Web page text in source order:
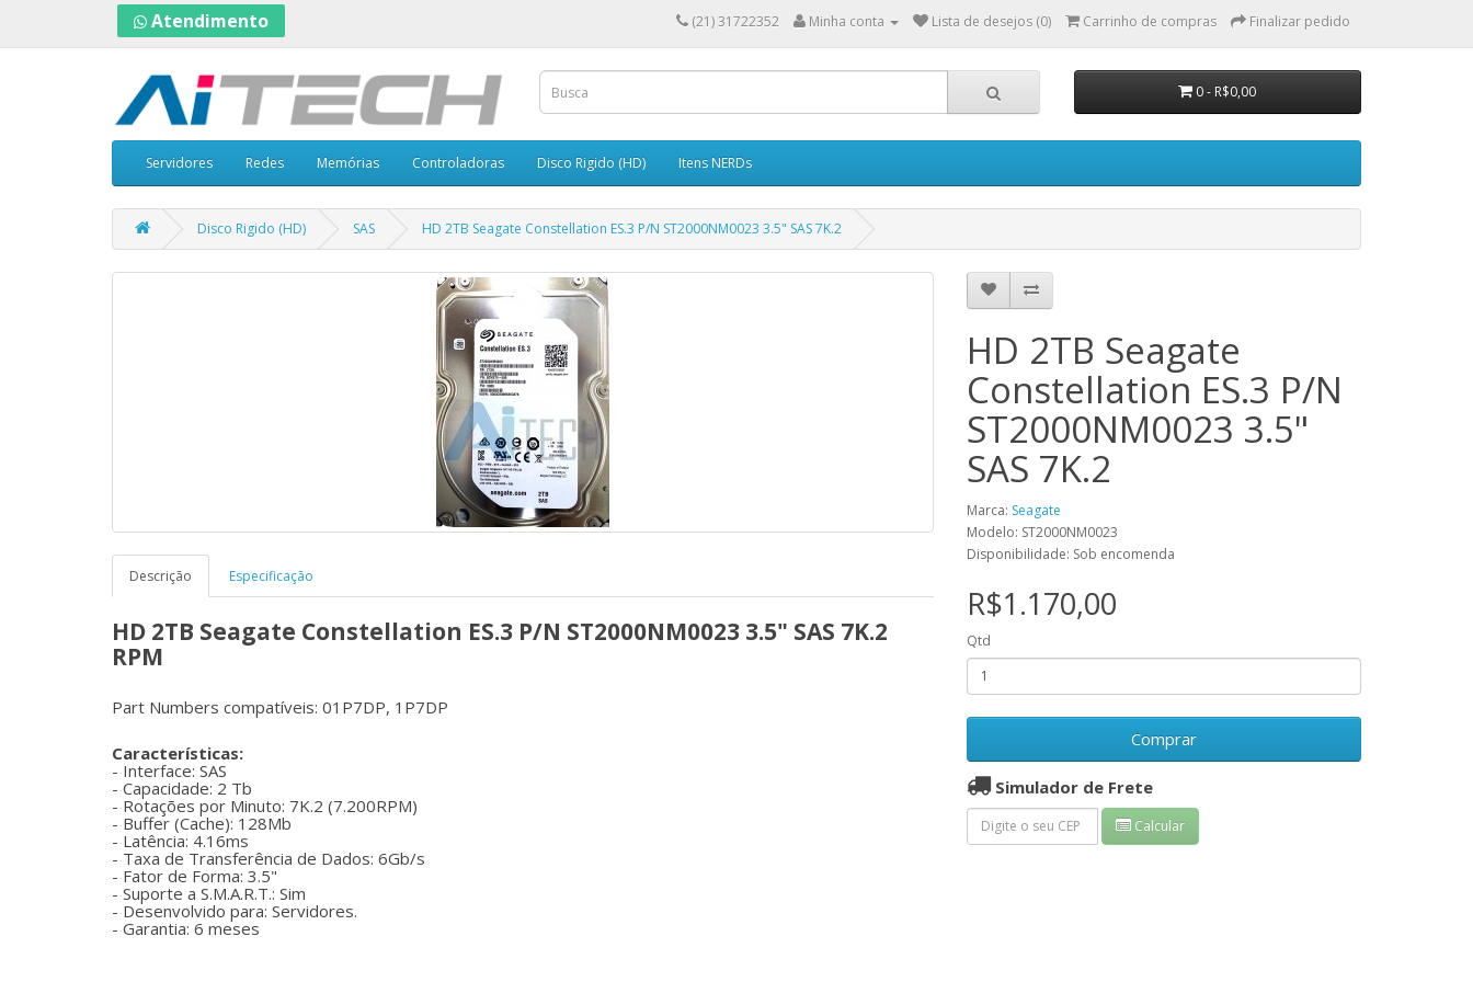
Atendimento (21) 31722352 Minha conta Lista de desejos (0) Carrinho de compras Finalizar pedido
0 - R$0,00
Servidores Redes Memórias Controladoras Disco Rigido (HD) Itens NERDs
Disco Rigido (HD) SAS HD 2TB Seagate Constellation ES.3 P/N ST2000NM0023 3.5" SAS 7K.2
Descrição Especificação
HD 2TB Seagate Constellation ES.3 P/N ST2000NM0023 3.5" SAS 7K.2
RPM
Part Numbers compatíveis: 01P7DP, 1P7DP
Características:
- Interface: SAS
- Capacidade: 2 Tb
- Rotações por Minuto: 7K.2 (7.200RPM)
- Buffer (Cache): 128Mb
- Latência: 4.16ms
- Taxa de Transferência de Dados: 6Gb/s
- Fator de Forma: 3.5"
- Suporte a S.M.A.R.T.: Sim
- Desenvolvido para: Servidores.
- Garantia: 6 meses
HD 2TB Seagate
Constellation ES.3 P/N
ST2000NM0023 3.5"
SAS 7K.2
Marca: Seagate
Modelo: ST2000NM0023
Disponibilidade: Sob encomenda
R$1.170,00
Qtd
Comprar
Simulador de Frete
Calcular